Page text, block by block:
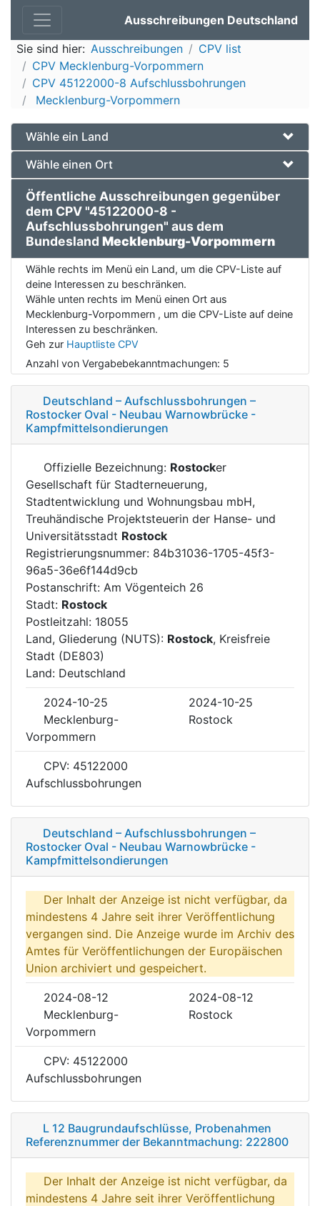
Ausschreibungen Deutschland
Sie sind hier: Ausschreibungen
CPV list
CPV Mecklenburg-Vorpommern
CPV 45122000-8 Aufschlussbohrungen
Mecklenburg-Vorpommern
Wähle ein Land
Wähle einen Ort
Öffentliche Ausschreibungen gegenüber
dem CPV "45122000-8 -
Aufschlussbohrungen" aus dem
Bundesland Mecklenburg-Vorpommern
Wähle rechts im Menü ein Land, um die CPV-Liste auf
deine Interessen zu beschränken.
Wähle unten rechts im Menü einen Ort aus
Mecklenburg-Vorpommern , um die CPV-Liste auf deine
Interessen zu beschränken.
Geh zur Hauptliste CPV
Anzahl von Vergabebekanntmachungen: 5
Deutschland – Aufschlussbohrungen –
Rostocker Oval - Neubau Warnowbrücke -
Kampfmittelsondierungen
Offizielle Bezeichnung: Rostocker
Gesellschaft für Stadterneuerung,
Stadtentwicklung und Wohnungsbau mbH,
Treuhändische Projektsteuerin der Hanse- und
Universitätsstadt Rostock
Registrierungsnummer: 84b31036-1705-45f3-
96a5-36e6f144d9cb
Postanschrift: Am Vögenteich 26
Stadt: Rostock
Postleitzahl: 18055
Land, Gliederung (NUTS): Rostock, Kreisfreie
Stadt (DE803)
Land: Deutschland
2024-10-25
2024-10-25
Mecklenburg-
Vorpommern
Rostock
CPV: 45122000
Aufschlussbohrungen
Deutschland – Aufschlussbohrungen –
Rostocker Oval - Neubau Warnowbrücke -
Kampfmittelsondierungen
Der Inhalt der Anzeige ist nicht verfügbar, da
mindestens 4 Jahre seit ihrer Veröffentlichung
vergangen sind. Die Anzeige wurde im Archiv des
Amtes für Veröffentlichungen der Europäischen
Union archiviert und gespeichert.
2024-08-12
2024-08-12
Mecklenburg-
Vorpommern
Rostock
CPV: 45122000
Aufschlussbohrungen
L 12 Baugrundaufschlüsse, Probenahmen
Referenznummer der Bekanntmachung: 222800
Der Inhalt der Anzeige ist nicht verfügbar, da
mindestens 4 Jahre seit ihrer Veröffentlichung